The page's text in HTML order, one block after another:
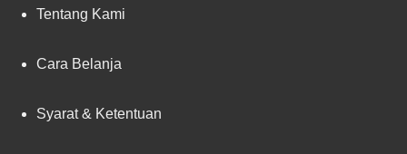
Tentang Kami
Cara Belanja
Syarat & Ketentuan